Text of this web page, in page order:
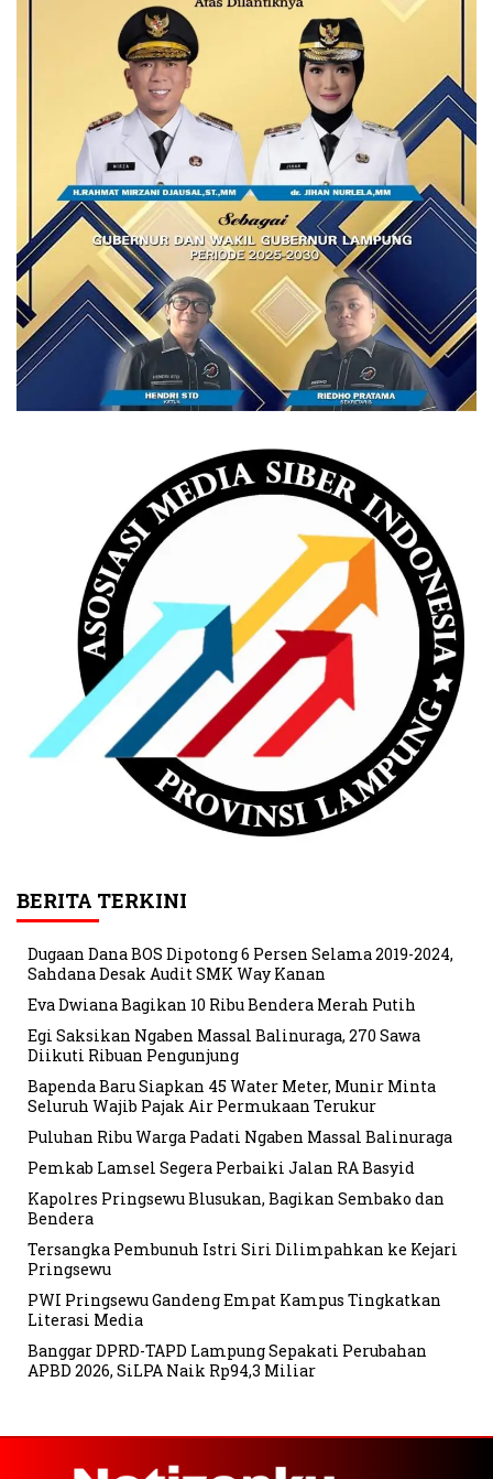
BERITA TERKINI
Dugaan Dana BOS Dipotong 6 Persen Selama 2019-2024,
Sahdana Desak Audit SMK Way Kanan
Eva Dwiana Bagikan 10 Ribu Bendera Merah Putih
Egi Saksikan Ngaben Massal Balinuraga, 270 Sawa
Diikuti Ribuan Pengunjung
Bapenda Baru Siapkan 45 Water Meter, Munir Minta
Seluruh Wajib Pajak Air Permukaan Terukur
Puluhan Ribu Warga Padati Ngaben Massal Balinuraga
Pemkab Lamsel Segera Perbaiki Jalan RA Basyid
Kapolres Pringsewu Blusukan, Bagikan Sembako dan
Bendera
Tersangka Pembunuh Istri Siri Dilimpahkan ke Kejari
Pringsewu
PWI Pringsewu Gandeng Empat Kampus Tingkatkan
Literasi Media
Banggar DPRD-TAPD Lampung Sepakati Perubahan
APBD 2026, SiLPA Naik Rp94,3 Miliar